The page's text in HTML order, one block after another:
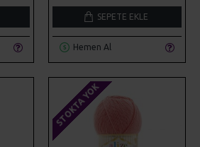
SEPETE EKLE
Hemen Al
STOKTA YOK